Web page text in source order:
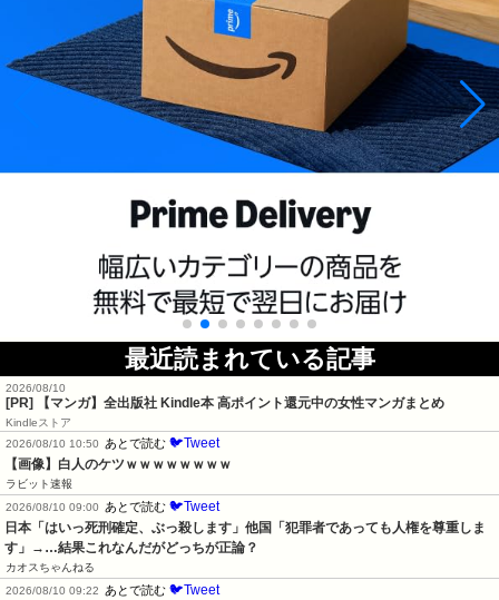
最近読まれている記事
2026/08/10
[PR] 【マンガ】全出版社 Kindle本 高ポイント還元中の女性マンガまとめ
Kindleストア
2026/08/10 10:50
あとで読む 🐦Tweet
【画像】白人のケツｗｗｗｗｗｗｗｗ
ラビット速報
2026/08/10 09:00
あとで読む 🐦Tweet
日本「はいっ死刑確定、ぶっ殺します」他国「犯罪者であっても人権を尊重しま
す」→…結果これなんだがどっちが正論？
カオスちゃんねる
2026/08/10 09:22
あとで読む 🐦Tweet